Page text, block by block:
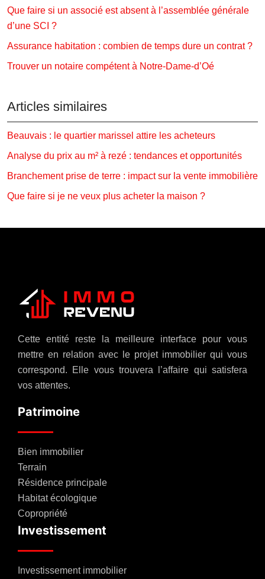
Que faire si un associé est absent à l’assemblée générale
d’une SCI ?
Assurance habitation : combien de temps dure un contrat ?
Trouver un notaire compétent à Notre-Dame-d’Oé
Articles similaires
Beauvais : le quartier marissel attire les acheteurs
Analyse du prix au m² à rezé : tendances et opportunités
Branchement prise de terre : impact sur la vente immobilière
Que faire si je ne veux plus acheter la maison ?
Cette entité reste la meilleure interface pour vous
mettre en relation avec le projet immobilier qui vous
correspond. Elle vous trouvera l’affaire qui satisfera
vos attentes.
Patrimoine
Bien immobilier
Terrain
Résidence principale
Habitat écologique
Copropriété
Investissement
Investissement immobilier